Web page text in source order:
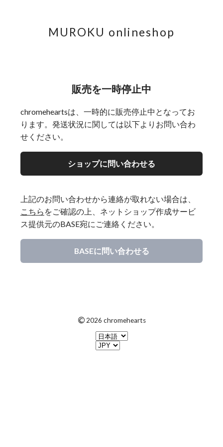
MUROKU onlineshop
販売を一時停止中
chromeheartsは、一時的に販売停止中となってお
ります。発送状況に関しては以下よりお問い合わ
せください。
ショップに問い合わせる
上記のお問い合わせから連絡が取れない場合は、
こちら をご確認の上、ネットショップ作成サービ
ス提供元のBASE宛にご連絡ください。
BASEに問い合わせる
© 2026 chromehearts